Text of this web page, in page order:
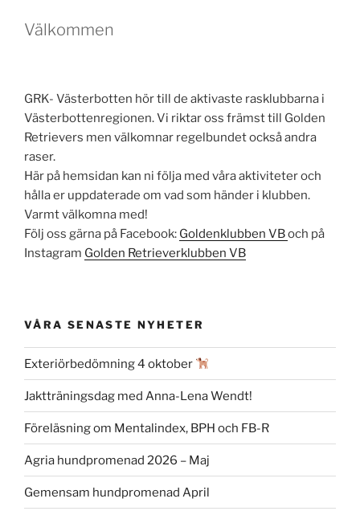
Välkommen
GRK- Västerbotten hör till de aktivaste rasklubbarna i
Västerbottenregionen. Vi riktar oss främst till Golden
Retrievers men välkomnar regelbundet också andra
raser.
Här på hemsidan kan ni följa med våra aktiviteter och
hålla er uppdaterade om vad som händer i klubben.
Varmt välkomna med!
Följ oss gärna på Facebook: Goldenklubben VBoch på
Instagram Golden Retrieverklubben VB
VÅRA SENASTE NYHETER
Exteriörbedömning 4 oktober
Jaktträningsdag med Anna-Lena Wendt!
Föreläsning om Mentalindex, BPH och FB-R
Agria hundpromenad 2026 – Maj
Gemensam hundpromenad April